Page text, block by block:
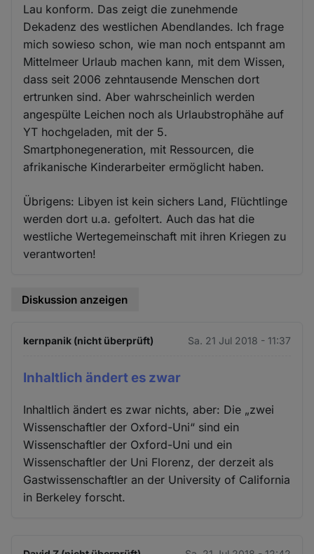
Lau konform. Das zeigt die zunehmende
Dekadenz des westlichen Abendlandes. Ich frage
mich sowieso schon, wie man noch entspannt am
Mittelmeer Urlaub machen kann, mit dem Wissen,
dass seit 2006 zehntausende Menschen dort
ertrunken sind. Aber wahrscheinlich werden
angespülte Leichen noch als Urlaubstrophähe auf
YT hochgeladen, mit der 5.
Smartphonegeneration, mit Ressourcen, die
afrikanische Kinderarbeiter ermöglicht haben.
Übrigens: Libyen ist kein sichers Land, Flüchtlinge
werden dort u.a. gefoltert. Auch das hat die
westliche Wertegemeinschaft mit ihren Kriegen zu
verantworten!
Diskussion anzeigen
kernpanik (nicht überprüft) Sa. 21 Jul 2018 - 11:37
Inhaltlich ändert es zwar
Inhaltlich ändert es zwar nichts, aber: Die „zwei
Wissenschaftler der Oxford-Uni“ sind ein
Wissenschaftler der Oxford-Uni und ein
Wissenschaftler der Uni Florenz, der derzeit als
Gastwissenschaftler an der University of California
in Berkeley forscht.